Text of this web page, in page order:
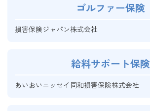
ゴルファー保険
損害保険ジャパン株式会社
給料サポート保険
あいおいニッセイ同和損害保険株式会社